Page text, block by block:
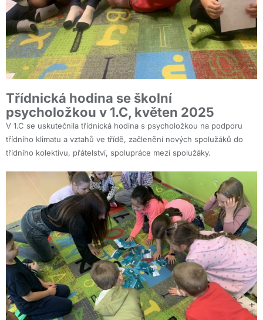
Třídnická hodina se školní
psycholožkou v 1.C, květen 2025
V 1.C se uskutečnila třídnická hodina s psycholožkou na podporu
třídního klimatu a vztahů ve třídě, začlenění nových spolužáků do
třídního kolektivu, přátelství, spolupráce mezi spolužáky.